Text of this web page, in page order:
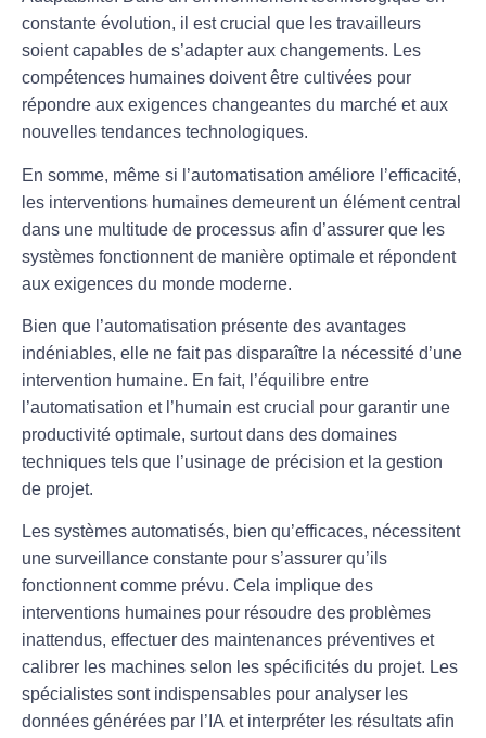
constante évolution, il est crucial que les travailleurs
soient capables de s’adapter aux changements. Les
compétences humaines doivent être cultivées pour
répondre aux exigences changeantes du marché et aux
nouvelles tendances technologiques.
En somme, même si l’automatisation améliore l’efficacité,
les interventions humaines demeurent un élément central
dans une multitude de processus afin d’assurer que les
systèmes fonctionnent de manière optimale et répondent
aux exigences du monde moderne.
Bien que l’automatisation présente des avantages
indéniables, elle ne fait pas disparaître la nécessité d’une
intervention humaine. En fait, l’équilibre entre
l’automatisation et l’humain est crucial pour garantir une
productivité optimale, surtout dans des domaines
techniques tels que l’usinage de précision et la gestion
de projet.
Les systèmes automatisés, bien qu’efficaces, nécessitent
une surveillance constante pour s’assurer qu’ils
fonctionnent comme prévu. Cela implique des
interventions humaines pour résoudre des problèmes
inattendus, effectuer des maintenances préventives et
calibrer les machines selon les spécificités du projet. Les
spécialistes sont indispensables pour analyser les
données générées par l’ IA et interpréter les résultats afin